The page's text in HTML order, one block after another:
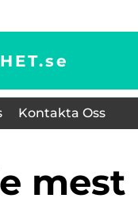
se
Kontakta Oss